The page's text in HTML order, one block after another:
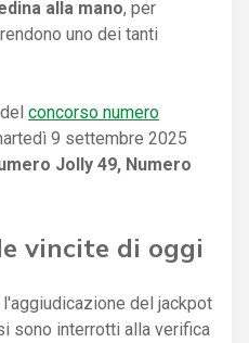
alla mano, per
uno dei tanti
concorso numero
9 settembre 2025
Jolly 49, Numero
vincite di oggi
del jackpot
sono interrotti alla verifica